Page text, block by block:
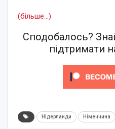
(більше…)
Сподобалось?
підтримати
Нідерланди Німеччина